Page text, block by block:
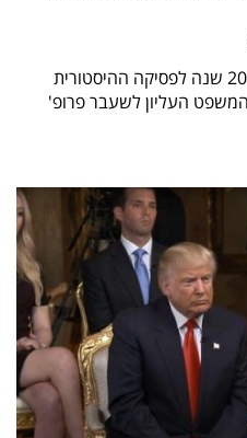
עיריית ת"א-יפו תציין בטקס חגיגי 20 שנה לפסיקה ההיסטורית
העליון לשעבר פרופ'